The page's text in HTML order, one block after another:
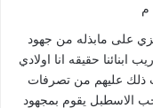
على مابذله من جهود
ابنائنا حقيقه انا اولادي
ذلك عليهم من تصرفات
الاسطبل يقوم بمجهود